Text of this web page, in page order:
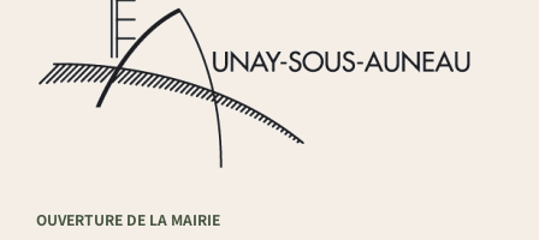
OUVERTURE DE LA MAIRIE